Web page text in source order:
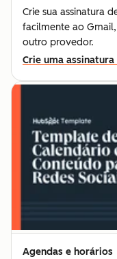
Crie sua assinatura
facilmente ao
outro provedor.
Crie uma
Agendas e horários